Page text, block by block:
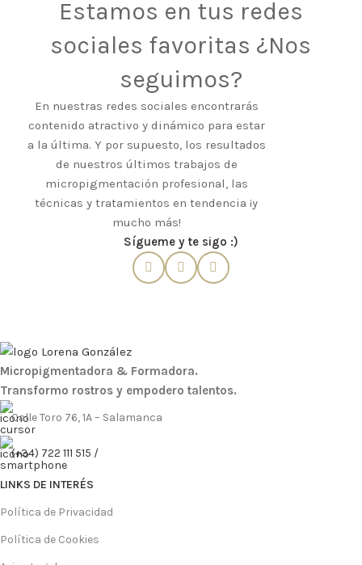
Estamos en tus redes
sociales favoritas ¿Nos
seguimos?
En nuestras redes sociales encontrarás
contenido atractivo y dinámico para estar
a la última. Y por supuesto, los resultados
de nuestros últimos trabajos de
micropigmentación profesional, las
técnicas y tratamientos en tendencia ¡y
mucho más!
Sígueme y te sigo :)
Micropigmentadora & Formadora.
Transformo rostros y empodero talentos.
Calle Toro 76, 1A – Salamanca
(+34) 722 111 515 /
LINKS DE INTERÉS
Política de Privacidad
Política de Cookies